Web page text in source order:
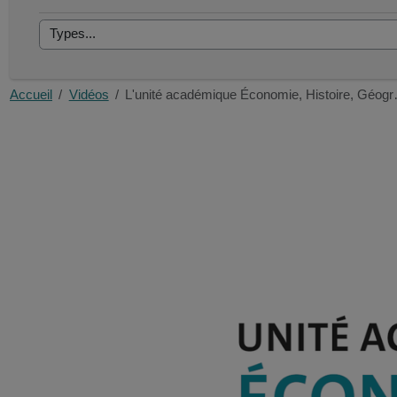
Accueil Vidéos L'unité académique Économie, Histoire,